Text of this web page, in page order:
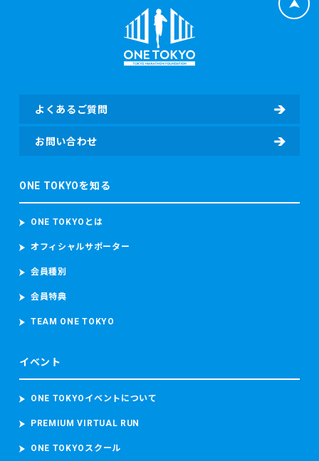
係、日本陸上競技連盟（JAAF）への登録の有無、JAAF ID
等）、応募者のレース種目情報（応募者の障害（視覚障害、
知的障害、車いす）の有無、臓器移植の有無、伴走者の有
無）（該当する場合）、寄付者情報（所属先、住所、電話番
号、部署名、役職、担当者氏名、担当者電子メールアドレ
得し、取り扱います。
・東京マラソン等にご参加いただく場合
検査の結果を取得することがあります。 東京マラソン等に参
加する場合、上記のデータのほか、顔写真、カメラ映像、本
大会記録並び本大会中の中途記録及び推定走行位置情報を含
加者本人であることを確認するため参加者の顔写真を撮影
映像（参加者の容貌が写り込むことがあります。）を撮影
し、これらを取り扱います。
真、カメラ映像、本大会記録並び本大会中の中途記録及び推
参加者の顔写真を撮影し、本大会中におけるコースの安全管
理のために監視カメラ映像（参加者の容貌が写り込むことが
あります。）を撮影し、これらを取り扱います。
・救護又は病院への搬送が必要となった場合
療中の病気、現在服用中の薬、アレルギー、傷病名、症状、
よくあるご質問
お問い合わせ
ONE TOKYOを知る
ONE TOKYOとは
オフィシャルサポーター
会員種別
会員特典
TEAM ONE TOKYO
イベント
ONE TOKYOイベントについて
PREMIUM VIRTUAL RUN
ONE TOKYOスクール